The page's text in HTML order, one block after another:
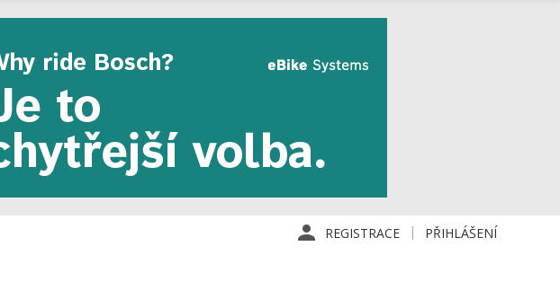
REGISTRACE PŘIHLÁŠENÍ